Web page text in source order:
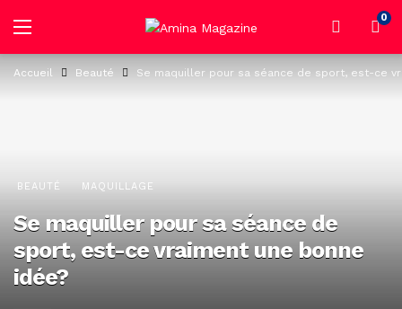
0
Accueil Beauté Se maquiller pour sa séance de sport, est-ce
BEAUTÉ MAQUILLAGE
Se maquiller pour sa séance de
sport, est-ce vraiment une bonne
idée?